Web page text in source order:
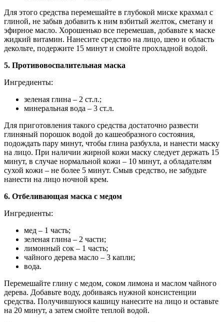
Для этого средства перемешайте в глубокой миске крахмал с
глиной, не забыв добавить к ним взбитый желток, сметану и
эфирное масло. Хорошенько все перемешав, добавьте к маске
жидкий витамин. Нанесите средство на лицо, шею и область
декольте, подержите 15 минут и смойте прохладной водой.
5. Противовоспалительная маска
Ингредиенты:
зеленая глина – 2 ст.л.;
минеральная вода – 3 ст.л.
Для приготовления такого средства достаточно развести
глиняный порошок водой до кашеобразного состояния,
подождать пару минут, чтобы глина разбухла, и нанести маску
на лицо. При наличии жирной кожи маску следует держать 15
минут, в случае нормальной кожи – 10 минут, а обладателям
сухой кожи – не более 5 минут. Смыв средство, не забудьте
нанести на лицо ночной крем.
6. Отбеливающая маска с медом
Ингредиенты:
мед – 1 часть;
зеленая глина – 2 части;
лимонный сок – 1 часть;
чайного дерева масло – 3 капли;
вода.
Перемешайте глину с медом, соком лимона и маслом чайного
дерева. Добавьте воду, добиваясь нужной консистенции
средства. Получившуюся кашицу нанесите на лицо и оставьте
на 20 минут, а затем смойте теплой водой.